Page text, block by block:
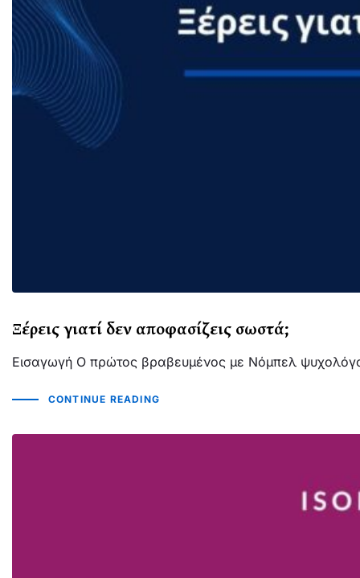
Ξέρεις γιατί δεν αποφασίζεις σωστά;
Εισαγωγή Ο πρώτος βραβευμένος με Νόμπελ
CONTINUE READING